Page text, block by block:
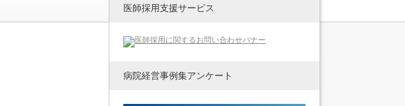
医師採用支援サービス
病院経営事例集アンケート